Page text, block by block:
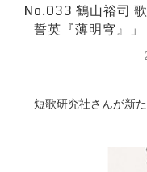
No.033 鶴山裕司
誓英『薄明穹』」
短歌研究社さんが新